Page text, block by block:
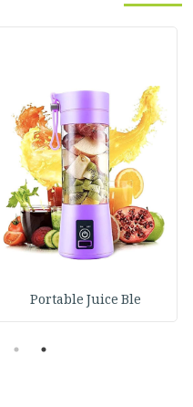
Portable Juice Ble
1
2